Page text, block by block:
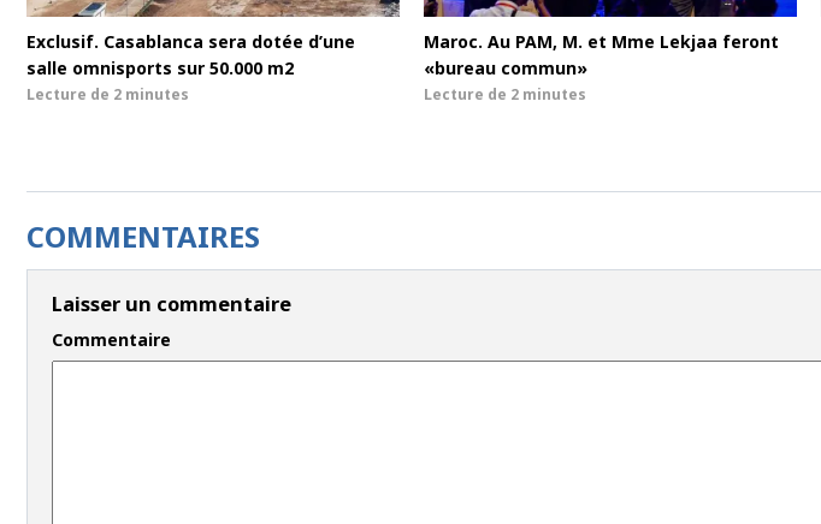
Exclusif. Casablanca sera dotée d’une
salle omnisports sur 50.000 m2
Lecture de 2 minutes
Maroc. Au PAM, M. et Mme Lekjaa feront
«bureau commun»
Lecture de 2 minutes
COMMENTAIRES
Laisser un commentaire
Commentaire